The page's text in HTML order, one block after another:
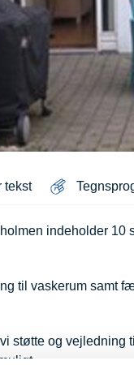
tekst
indeholder 10
til vaskerum samt
støtte og vejledning